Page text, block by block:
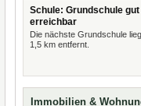
Schule: Grundschule gut
erreichbar
Die nächste Grundschule
1,5 km entfernt.
Immobilien &